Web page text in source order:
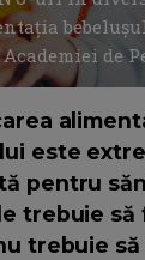
Academiei de
este
pentru
trebuie să
trebuie să